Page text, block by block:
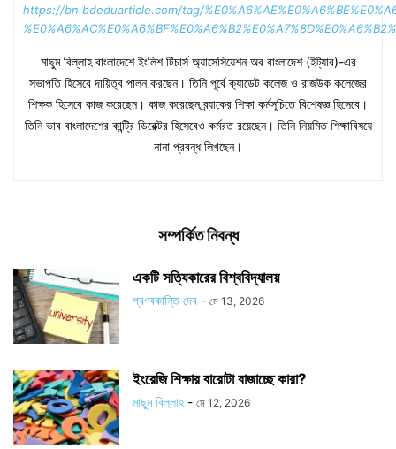
https://bn.bdeduarticle.com/tag/
মাছুম বিল্লাহ বাংলাদেশে ইংলিশ টিচার্স অ্যাসেসিয়েশন অব বাংলাদেশ (ইট্যাব)-এর
সভাপতি হিসেবে দায়িত্ব পালন করছেন। তিনি পূর্বে ক্যাডেট কলেজ ও রাজউক কলেজের
শিক্ষক হিসেবে কাজ করেছেন। কাজ করেছেন ব্র্যাকের শিক্ষা কর্মসূচিতে বিশেষজ্ঞ হিসেবে।
তিনি ভাব বাংলাদেশের কান্ট্রি ডিরেক্টর হিসেবেও কর্মরত রয়েছেন। তিনি নিয়মিত শিক্ষাবিষয়ে
নানা প্রবন্ধ লিখছেন।
সম্পর্কিত নিবন্ধ
একটি সত্যিকারের বিশ্ববিদ্যালয়
প্রণবকান্তি দেব - মে 13, 2026
ইংরেজি শিক্ষার বারোটা বাজাচ্ছে কারা?
মাছুম বিল্লাহ - মে 12, 2026